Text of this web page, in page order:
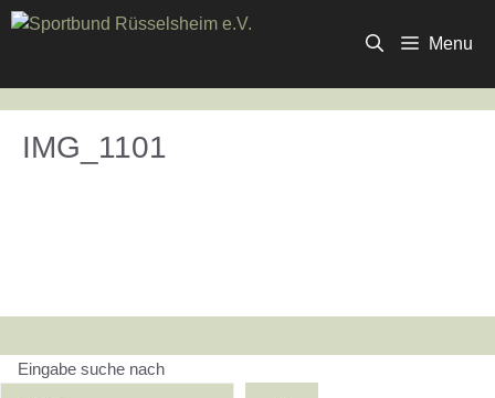
Zum
Inhalt
Menu
IMG_1101
Eingabe suche nach